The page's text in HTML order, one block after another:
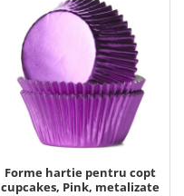
Forme hartie pentru copt
cupcakes, Pink, metalizate